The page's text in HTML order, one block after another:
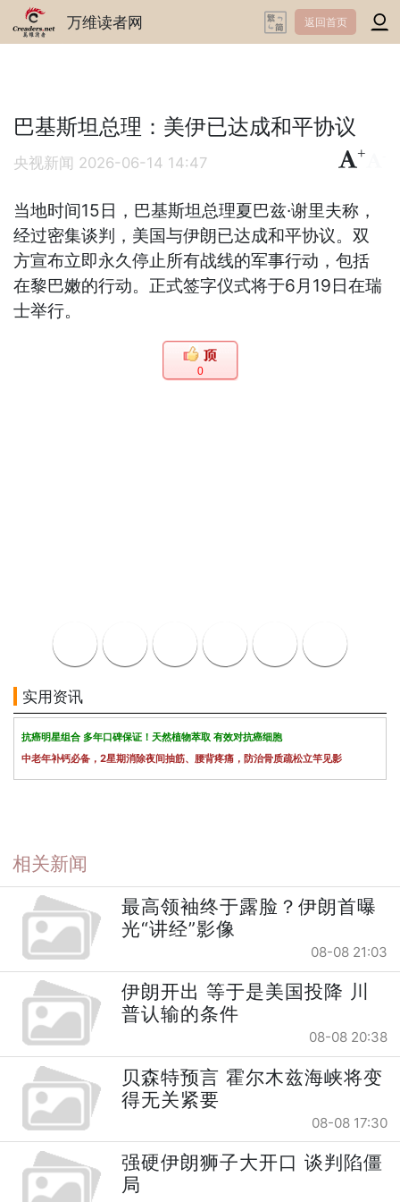
万维读者网 返回首页
巴基斯坦总理：美伊已达成和平协议
央视新闻 2026-06-14 14:47
+
当地时间15日，巴基斯坦总理夏巴兹·谢里夫称，
经过密集谈判，美国与伊朗已达成和平协议。双
方宣布立即永久停止所有战线的军事行动，包括
在黎巴嫩的行动。正式签字仪式将于6月19日在瑞
士举行。
0
实用资讯
抗癌明星组合 多年口碑保证！天然植物萃取 有效对抗癌细胞
中老年补钙必备，2星期消除夜间抽筋、腰背疼痛，防治骨质疏松立竿见影
相关新闻
最高领袖终于露脸？伊朗首曝
光“讲经”影像
08-08 21:03
伊朗开出 等于是美国投降 川
普认输的条件
08-08 20:38
贝森特预言 霍尔木兹海峡将变
得无关紧要
08-08 17:30
强硬伊朗狮子大开口 谈判陷僵
局